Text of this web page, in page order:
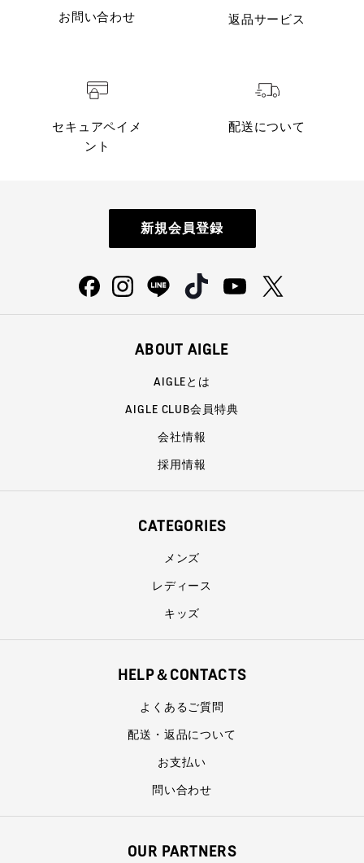
お問い合わせ 返品サービス
セキュアペイメ
ント
配送について
新規会員登録
ABOUT AIGLE
AIGLEとは
AIGLE CLUB会員特典
会社情報
採用情報
CATEGORIES
メンズ
レディース
キッズ
HELP＆CONTACTS
よくあるご質問
配送・返品について
お支払い
問い合わせ
OUR PARTNERS